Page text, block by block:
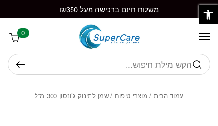
Skip to Content משלוח חינם ברכישה מעל ₪350
0
חיפוש
עמוד הבית / מוצרי טיפוח / שמן לתינוק ג’ונסון 300 מ”ל
בחזרה למעלה
פתח סרגל נגישות